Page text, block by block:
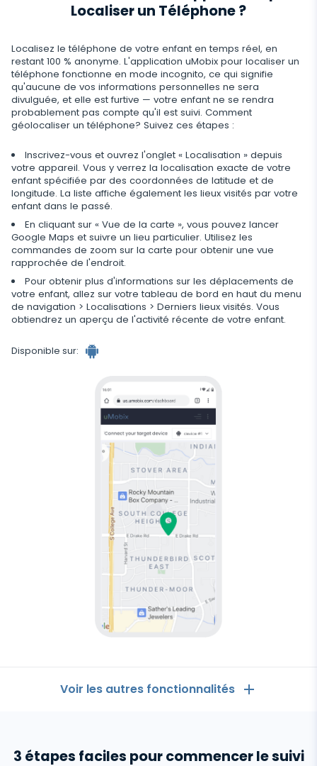
Info sur appareil
Détecteur d'applications espion
Bloquer le Wi-Fi
Désactivez les messages
Restriction d’Appel
Application supplémentaire pour les parents
Régulez le stockage des données
Localiser un Téléphone ?
Localisez le téléphone de votre enfant en temps réel, en
restant 100 % anonyme. L'application uMobix pour localiser un
téléphone fonctionne en mode incognito, ce qui signifie
qu'aucune de vos informations personnelles ne sera
divulguée, et elle est furtive — votre enfant ne se rendra
probablement pas compte qu'il est suivi. Comment
géolocaliser un téléphone? Suivez ces étapes :
Inscrivez-vous et ouvrez l'onglet « Localisation » depuis
votre appareil. Vous y verrez la localisation exacte de votre
enfant spécifiée par des coordonnées de latitude et de
longitude. La liste affiche également les lieux visités par votre
enfant dans le passé.
En cliquant sur « Vue de la carte », vous pouvez lancer
Google Maps et suivre un lieu particulier. Utilisez les
commandes de zoom sur la carte pour obtenir une vue
rapprochée de l'endroit.
Pour obtenir plus d'informations sur les déplacements de
votre enfant, allez sur votre tableau de bord en haut du menu
de navigation > Localisations > Derniers lieux visités. Vous
obtiendrez un aperçu de l'activité récente de votre enfant.
Disponible sur:
Voir les autres fonctionnalités
Journaux d'appels
3 étapes faciles pour commencer le suivi